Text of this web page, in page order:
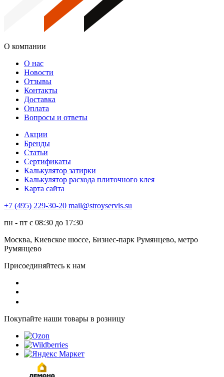
О компании
О нас
Новости
Отзывы
Контакты
Доставка
Оплата
Вопросы и ответы
Акции
Бренды
Статьи
Сертификаты
Калькулятор затирки
Калькулятор расхода плиточного клея
Карта сайта
+7 (495) 229-30-20 mail@stroyservis.su
пн - пт с 08:30 до 17:30
Москва, Киевское шоссе, Бизнес-парк Румянцево, метро
Румянцево
Присоединяйтесь к нам
Покупайте наши товары в розницу